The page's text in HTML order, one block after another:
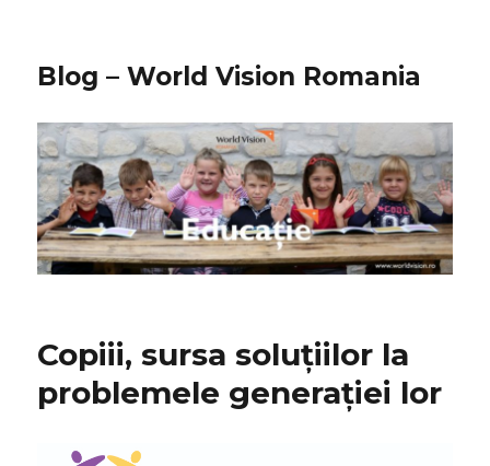
Blog – World Vision Romania
Copiii, sursa soluțiilor la
problemele generației lor